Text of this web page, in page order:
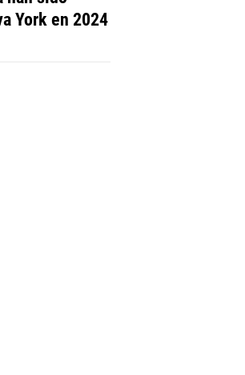
York en 2024